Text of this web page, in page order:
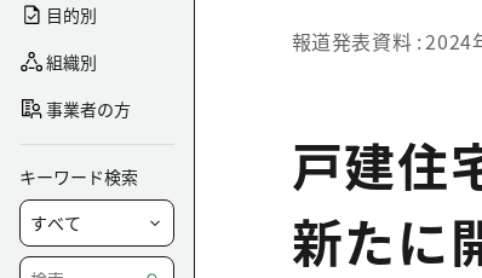
目的別
組織別
事業者の方
キーワード検索
報道発表資料 2024
戸建住
新たに